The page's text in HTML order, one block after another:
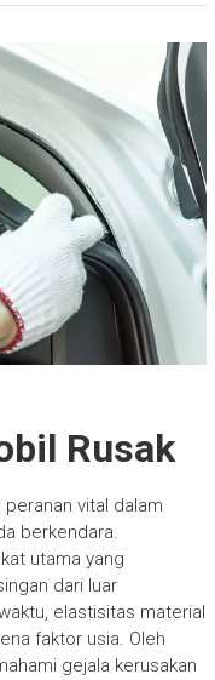
Rusak
vital dalam
berkendara.
utama yang
dari luar
elastisitas material
faktor usia. Oleh
gejala kerusakan